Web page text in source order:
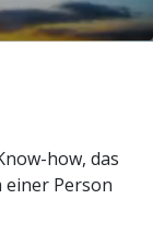
how, das
einer Person